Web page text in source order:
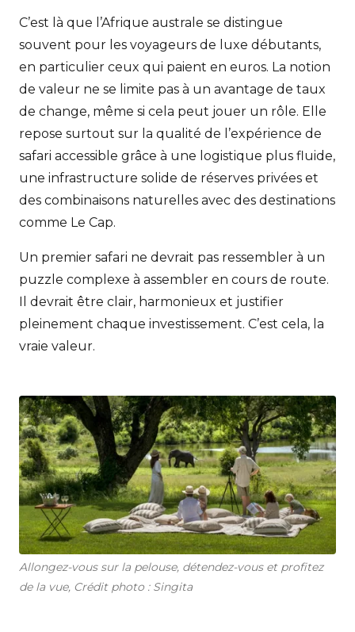
C’est là que l’Afrique australe se distingue
souvent pour les voyageurs de luxe débutants,
en particulier ceux qui paient en euros. La notion
de valeur ne se limite pas à un avantage de taux
de change, même si cela peut jouer un rôle. Elle
repose surtout sur la qualité de l’expérience de
safari accessible grâce à une logistique plus fluide,
une infrastructure solide de réserves privées et
des combinaisons naturelles avec des destinations
comme Le Cap.
Un premier safari ne devrait pas ressembler à un
puzzle complexe à assembler en cours de route.
Il devrait être clair, harmonieux et justifier
pleinement chaque investissement. C’est cela, la
vraie valeur.
Allongez-vous sur la pelouse, détendez-vous et profitez
de la vue, Crédit photo : Singita